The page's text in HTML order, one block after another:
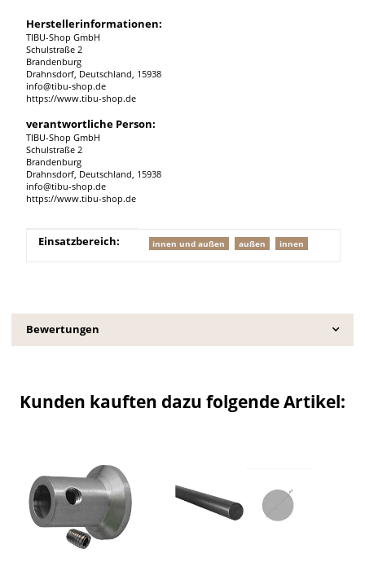
Herstellerinformationen:
TIBU-Shop GmbH
Schulstraße 2
Brandenburg
Drahnsdorf, Deutschland, 15938
info@tibu-shop.de
https://www.tibu-shop.de
verantwortliche Person:
TIBU-Shop GmbH
Schulstraße 2
Brandenburg
Drahnsdorf, Deutschland, 15938
info@tibu-shop.de
https://www.tibu-shop.de
Produkteigenschaft
Wert
Einsatzbereich: innen und außen außen innen
Bewertungen
Kunden kauften dazu folgende Artikel: